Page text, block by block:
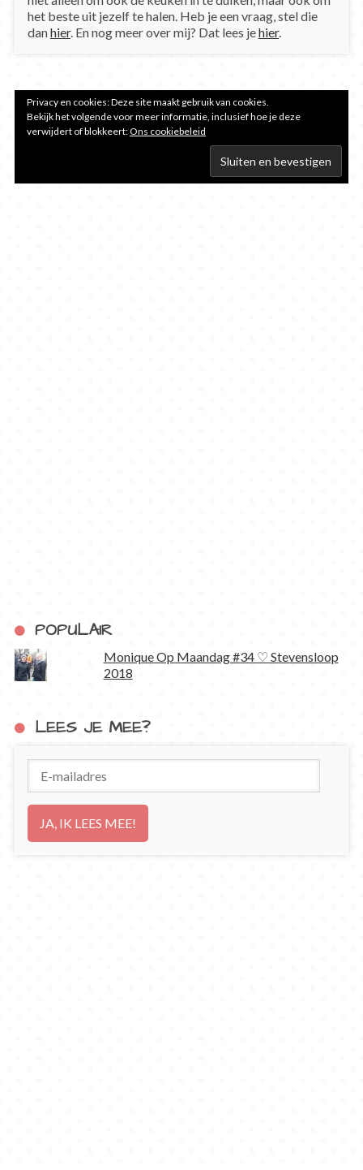
het beste uit jezelf te halen. Heb je een vraag, stel die
danhier. En nog meer over mij? Dat lees jehier.
Privacy en cookies: Deze site maakt gebruik van cookies.
Bekijk het volgende voor meer informatie, inclusief hoe je deze
verwijdert of blokkeert:Ons cookiebeleid
POPULAIR
Monique Op Maandag #34 ♡ Stevensloop
2018
LEES JE MEE?
mailadres